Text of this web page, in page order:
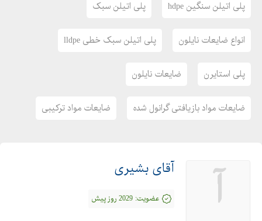
پلی اتیلن سنگین hdpe پلی اتیلن سبک
انواع ضایعات نایلون پلی اتیلن سبک خطی lldpe
پلی استایرن ضایعات نایلون
ضایعات مواد بازیافتی گرانول شده ضایعات مواد ترکیبی
آ آقای بشیری
عضویت: 2029 روز پیش